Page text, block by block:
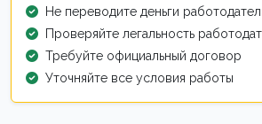
Не переводите деньги
Проверяйте легальность
Требуйте официальный договор
Уточняйте все условия работы